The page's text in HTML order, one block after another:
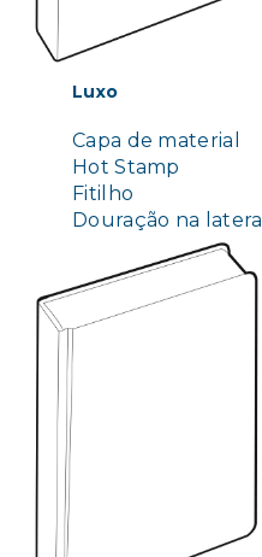
Luxo
Capa de material
Hot Stamp
Fitilho
Douração na lateral